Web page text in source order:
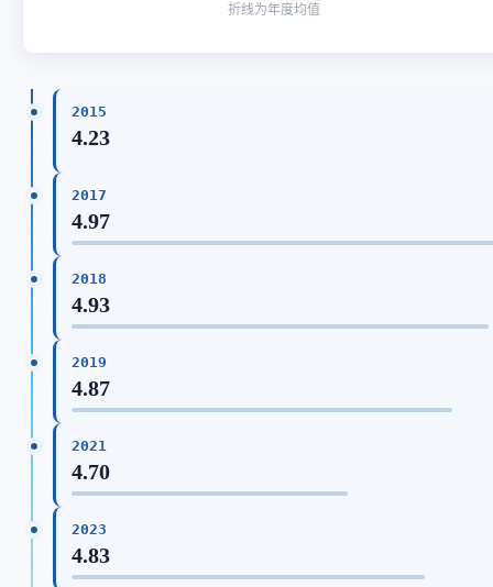
折线为年度均值
2015
4.23
2017
4.97
2018
4.93
2019
4.87
2021
4.70
2023
4.83